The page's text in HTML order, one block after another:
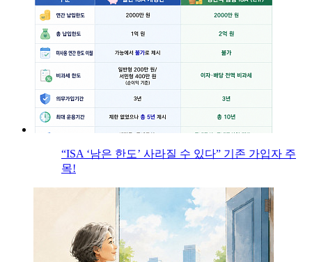
“ISA ‘남은 한도’ 사라질 수 있다” 기존 가입자 주
목!